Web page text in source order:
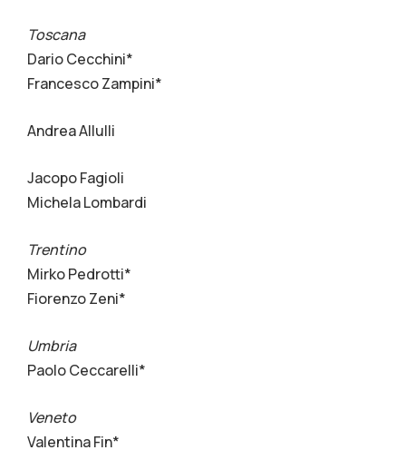
Toscana
Dario Cecchini*
Francesco Zampini*
Andrea Allulli
Jacopo Fagioli
Michela Lombardi
Trentino
Mirko Pedrotti*
Fiorenzo Zeni*
Umbria
Paolo Ceccarelli*
Veneto
Valentina Fin*